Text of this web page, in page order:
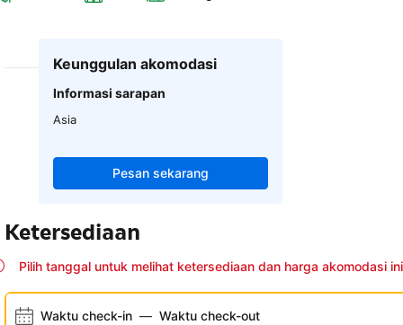
Keunggulan akomodasi
Informasi sarapan
Asia
Pesan sekarang
Ketersediaan
Pilih tanggal untuk melihat ketersediaan dan harga akomodasi ini
Waktu check-in — Waktu check-out